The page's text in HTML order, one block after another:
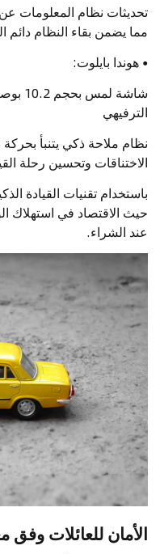
مما يضمن بقاء النظام دائم
• هوندا بايلوت:
شاشة
الترفيهي
نظام ملاحة ذكي يتنبأ
الاختناقات وتحسين رحلة
باستخدام تقنيات القيادة
حيث الاقتصاد في استهلاك
عند الشراء.
الأمان للعائلات وفق معايير 2025